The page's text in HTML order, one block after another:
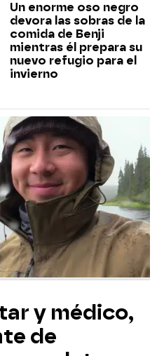
Un enorme oso negro
devora las sobras de la
comida de Benji
mientras él prepara su
nuevo refugio para el
invierno
y médico,
de